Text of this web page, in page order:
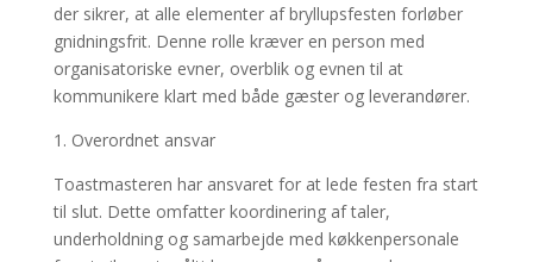
der sikrer, at alle elementer af bryllupsfesten forløber
gnidningsfrit. Denne rolle kræver en person med
organisatoriske evner, overblik og evnen til at
kommunikere klart med både gæster og leverandører.
1. Overordnet ansvar
Toastmasteren har ansvaret for at lede festen fra start
til slut. Dette omfatter koordinering af taler,
underholdning og samarbejde med køkkenpersonale